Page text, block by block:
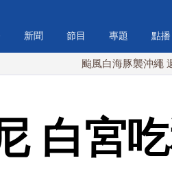
新聞 節目 專題 點播
颱風白海豚襲沖繩 週末最近
白宮